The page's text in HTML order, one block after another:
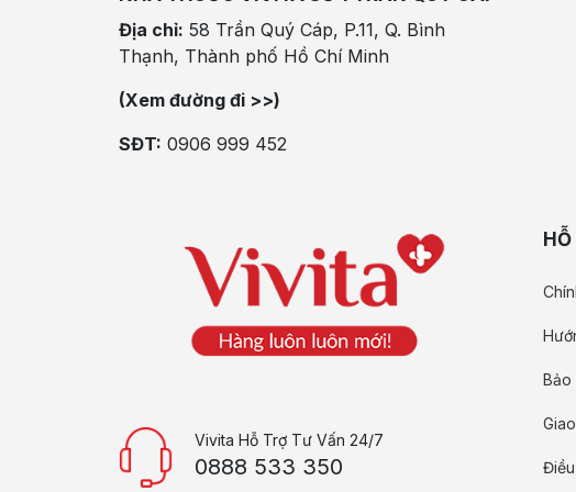
Địa chỉ: 58 Trần Quý Cáp, P.11, Q. Bình
Thạnh, Thành phố Hồ Chí Minh
(Xem đường đi >>)
SĐT: 0906 999 452
Vivita Hỗ Trợ Tư Vấn 24/7
0888 533 350
Bảo